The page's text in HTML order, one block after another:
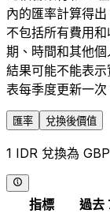
內的匯率計算得
不包括所有費用
期、時間和其他
結果可能不能表
表每季度更新一次
匯率 兌換後價值
1 IDR 兌換為 GBP
指標 過去